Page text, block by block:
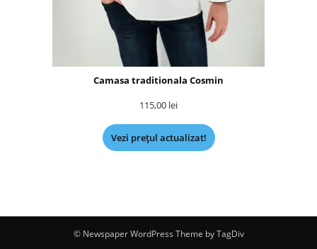
Camasa traditionala Cosmin
115,00 lei
Vezi prețul actualizat!
© Newspaper WordPress Theme by TagDiv